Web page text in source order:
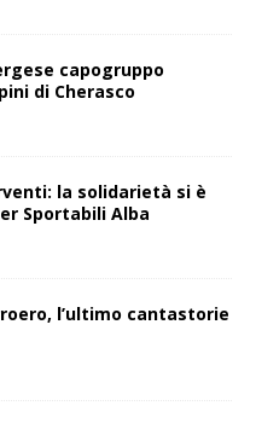
capogruppo
di Cherasco
la solidarietà si è
Sportabili Alba
l’ultimo cantastorie